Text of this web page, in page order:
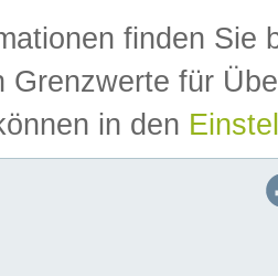
finden Sie
Grenzwerte für
in den